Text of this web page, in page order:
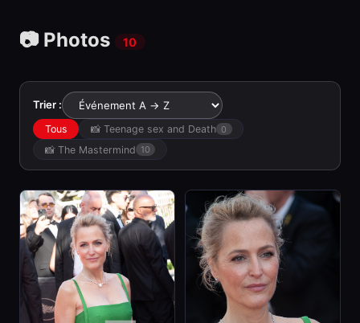
📷 Photos 10
Trier :
Tous 📸 Teenage sex and Death 0
📸 The Mastermind 10